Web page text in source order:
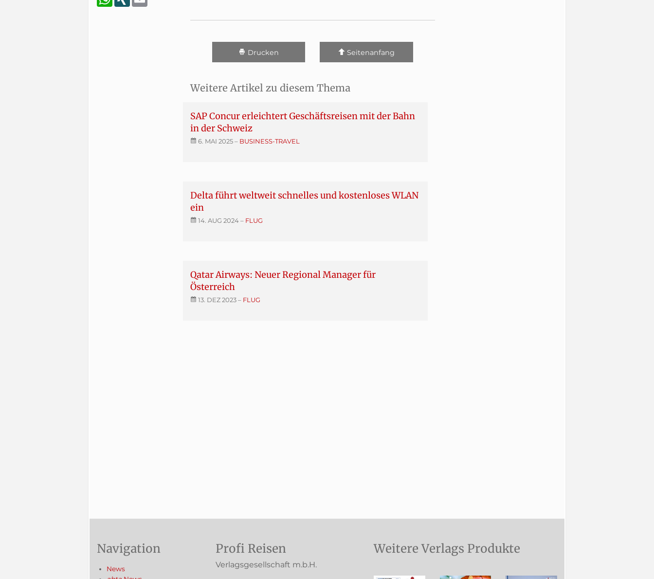
Drucken Seitenanfang
Weitere Artikel zu diesem Thema
SAP Concur erleichtert Geschäftsreisen mit der Bahn
in der Schweiz
6. MAI 2025– BUSINESS-TRAVEL
Delta führt weltweit schnelles und kostenloses WLAN
ein
14. AUG 2024– FLUG
Qatar Airways: Neuer Regional Manager für
Österreich
13. DEZ 2023– FLUG
Navigation
News
Profi Reisen
Verlagsgesellschaft m.b.H.
Weitere Verlags Produkte